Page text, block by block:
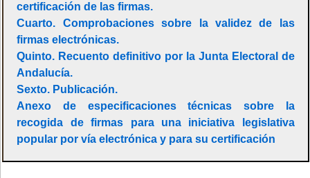
certificación de las firmas.
Cuarto. Comprobaciones sobre la validez de las
firmas electrónicas.
Quinto. Recuento definitivo por la Junta Electoral de
Andalucía.
Sexto. Publicación.
Anexo de especificaciones técnicas sobre la
recogida de firmas para una iniciativa legislativa
popular por vía electrónica y para su certificación